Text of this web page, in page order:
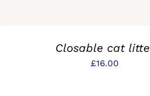
Closable cat
£16.00